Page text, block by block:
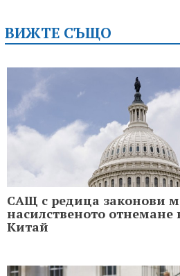
ВИЖТЕ СЪЩО
САЩ с редица законови
насилственото отнемане
Китай